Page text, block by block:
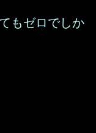
もゼロでしか